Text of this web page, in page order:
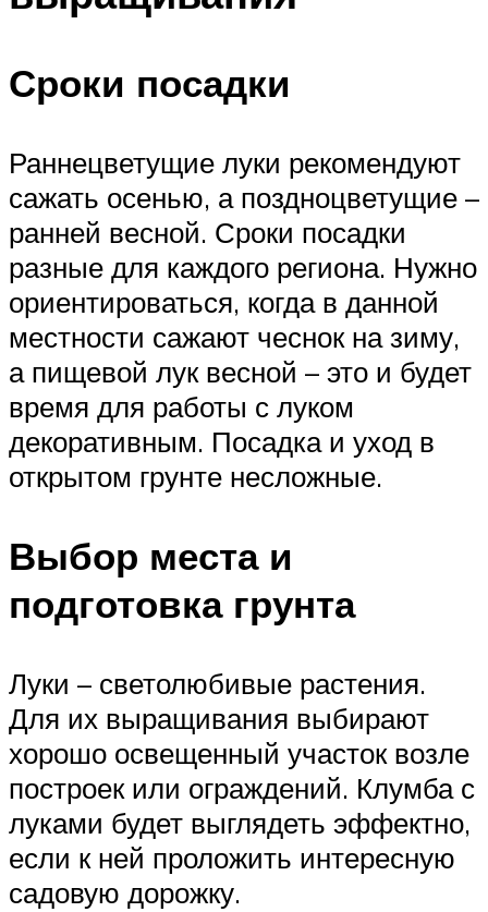
Сроки посадки
Раннецветущие луки рекомендуют
сажать осенью, а поздноцветущие –
ранней весной. Сроки посадки
разные для каждого региона. Нужно
ориентироваться, когда в данной
местности сажают чеснок на зиму,
а пищевой лук весной – это и будет
время для работы с луком
декоративным. Посадка и уход в
открытом грунте несложные.
Выбор места и
подготовка грунта
Луки – светолюбивые растения.
Для их выращивания выбирают
хорошо освещенный участок возле
построек или ограждений. Клумба с
луками будет выглядеть эффектно,
если к ней проложить интересную
садовую дорожку.